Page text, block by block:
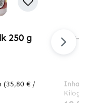
250 g
(35,80 € /
Fit-
Inhalt: